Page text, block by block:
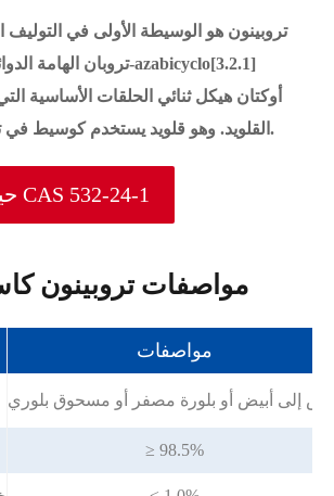
تروبينون هو الوسيطة الأولى في التوليف
أوكتان هيكل ثنائي الحلقات الأساسية
القلويد. وهو قلويد يستخدم كوسيط في تركيب الأتروبين.
حيث لشراء CAS 532-24-1
مواصفات تروبينون كاس 532-
مواصفات
إلى أبيض أو بلورة مصفر أو مسحوق بلوري
≥ 98.5%